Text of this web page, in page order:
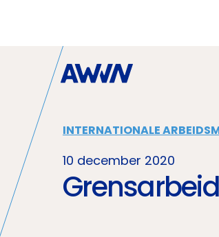
INTERNATIONALE
10 december 2020